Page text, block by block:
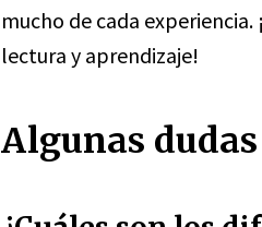
mucho de cada
lectura y aprendizaje!
Algunas